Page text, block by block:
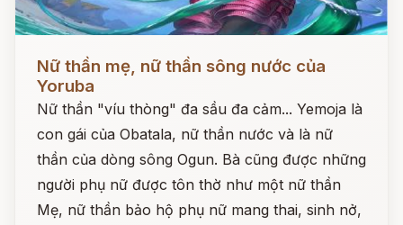
Nữ thần mẹ, nữ thần sông nước của
Yoruba
Nữ thần "víu thòng" đa sầu đa cảm... Yemoja là
con gái của Obatala, nữ thần nước và là nữ
thần của dòng sông Ogun. Bà cũng được những
người phụ nữ được tôn thờ như một nữ thần
Mẹ, nữ thần bảo hộ phụ nữ mang thai, sinh nở,